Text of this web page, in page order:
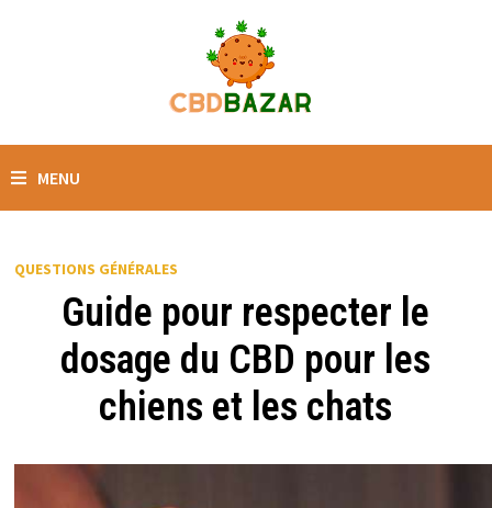
MENU
QUESTIONS GÉNÉRALES
Guide pour respecter le
dosage du CBD pour les
chiens et les chats